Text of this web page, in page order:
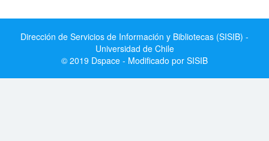
Dirección de Servicios de Información y Bibliotecas (SISIB) -
Universidad de Chile
© 2019 Dspace - Modificado por SISIB